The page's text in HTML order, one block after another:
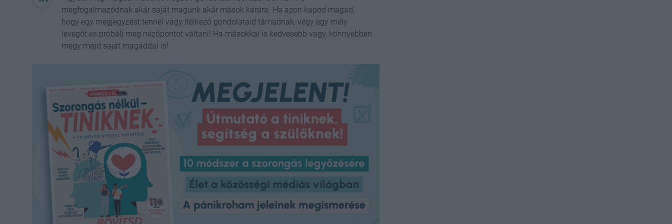
megfogalmazódnak akár saját magunk akár mások kárára. Ha azon kapod magad,
hogy egy megjegyzést tennél vagy ítélkező gondolataid támadnak, végy egy mély
levegőt és próbálj meg nézőpontot váltani! Ha másokkal is kedvesebb vagy, könnyebben
megy majd saját magaddal is!